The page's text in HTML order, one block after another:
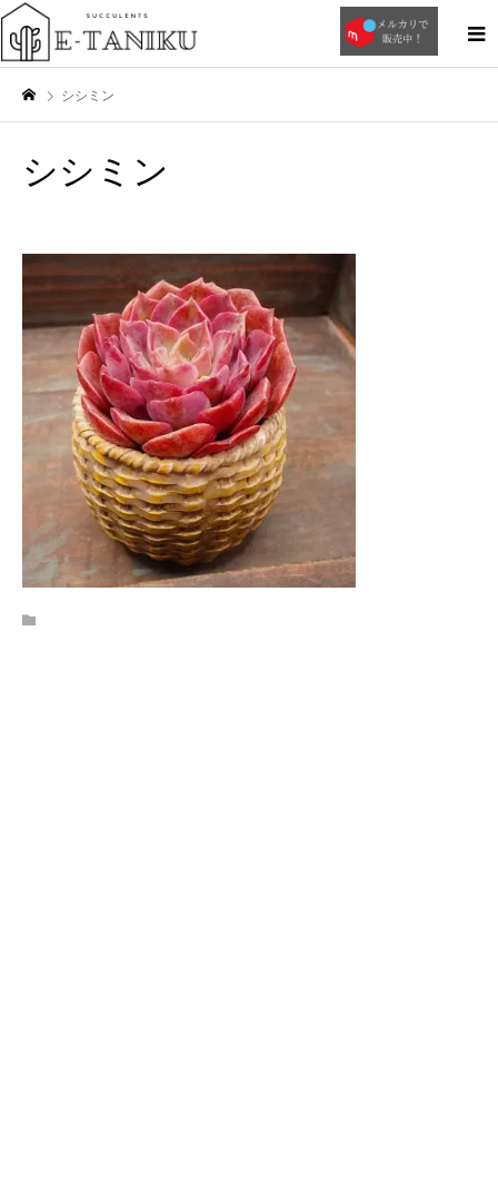
シシミン
シシミン